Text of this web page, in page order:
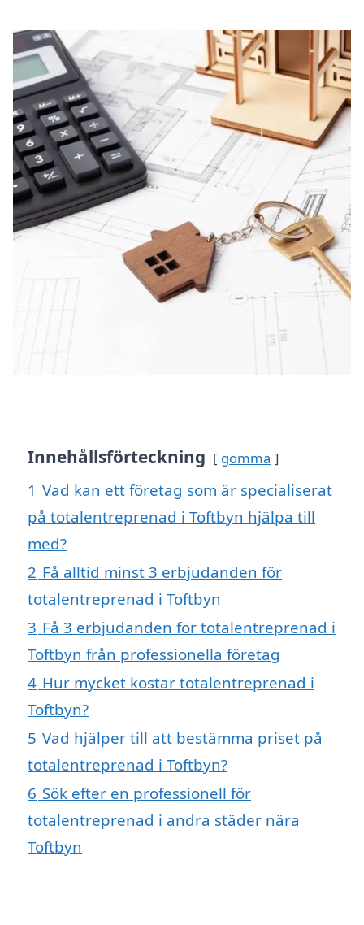
Innehållsförteckning gömma
1 Vad kan ett företag som är specialiserat
på totalentreprenad i Toftbyn hjälpa till
med?
2 Få alltid minst 3 erbjudanden för
totalentreprenad i Toftbyn
3 Få 3 erbjudanden för totalentreprenad i
Toftbyn från professionella företag
4 Hur mycket kostar totalentreprenad i
Toftbyn?
5 Vad hjälper till att bestämma priset på
totalentreprenad i Toftbyn?
6 Sök efter en professionell för
totalentreprenad i andra städer nära
Toftbyn